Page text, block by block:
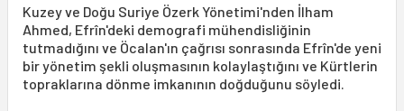
Kuzey ve Doğu Suriye Özerk Yönetimi'nden İlham
Ahmed, Efrîn'deki demografi mühendisliğinin
tutmadığını ve Öcalan'ın çağrısı sonrasında Efrîn'de yeni
bir yönetim şekli oluşmasının kolaylaştığını ve Kürtlerin
topraklarına dönme imkanının doğduğunu söyledi.